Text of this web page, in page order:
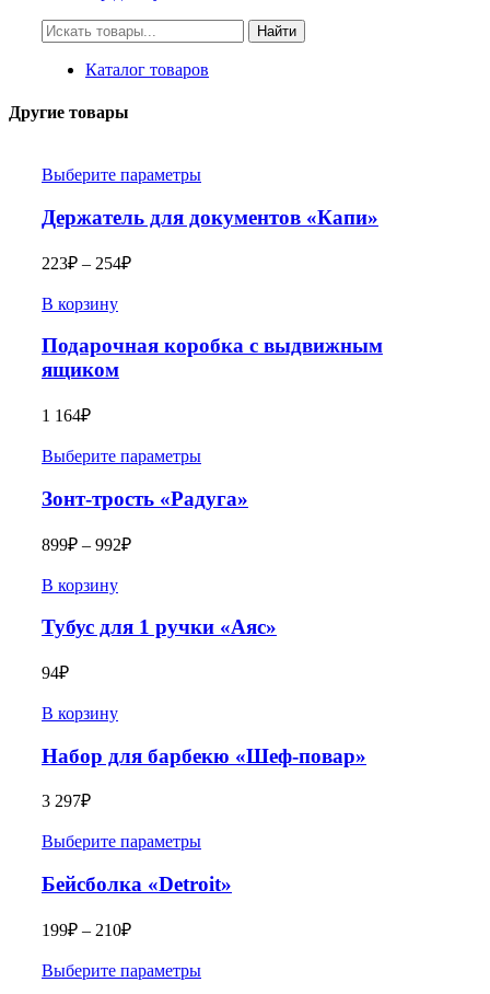
Искать:
Найти
Каталог товаров
Другие товары
Выберите параметры
Держатель для документов «Капи»
223₽ – 254₽
В корзину
Подарочная коробка с выдвижным
ящиком
1 164₽
Выберите параметры
Зонт-трость «Радуга»
899₽ – 992₽
В корзину
Тубус для 1 ручки «Аяс»
94₽
В корзину
Набор для барбекю «Шеф-повар»
3 297₽
Выберите параметры
Бейсболка «Detroit»
199₽ – 210₽
Выберите параметры